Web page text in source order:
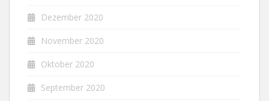
Dezember 2020
November 2020
Oktober 2020
September 2020